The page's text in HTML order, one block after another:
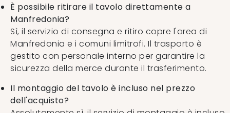
È possibile ritirare il tavolo direttamente a
Manfredonia?
Sì, il servizio di consegna e ritiro copre l'area di
Manfredonia e i comuni limitrofi. Il trasporto è
gestito con personale interno per garantire la
sicurezza della merce durante il trasferimento.
Il montaggio del tavolo è incluso nel prezzo
dell'acquisto?